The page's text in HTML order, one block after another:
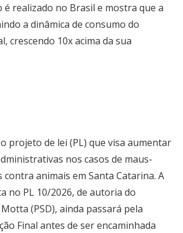
é realizado no Brasil e mostra que a
a dinâmica de consumo do
crescendo 10x acima da sua
projeto de lei (PL) que visa aumentar
nos casos de maus-
animais em Santa Catarina. A
no PL 10/2026, de autoria do
(PSD), ainda passará pela
Final antes de ser encaminhada